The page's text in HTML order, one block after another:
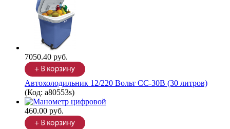
7050.40 руб.
Автохолодильник 12/220 Вольт CC-30B (30 литров)
(Код: a80553s)
460.00 руб.